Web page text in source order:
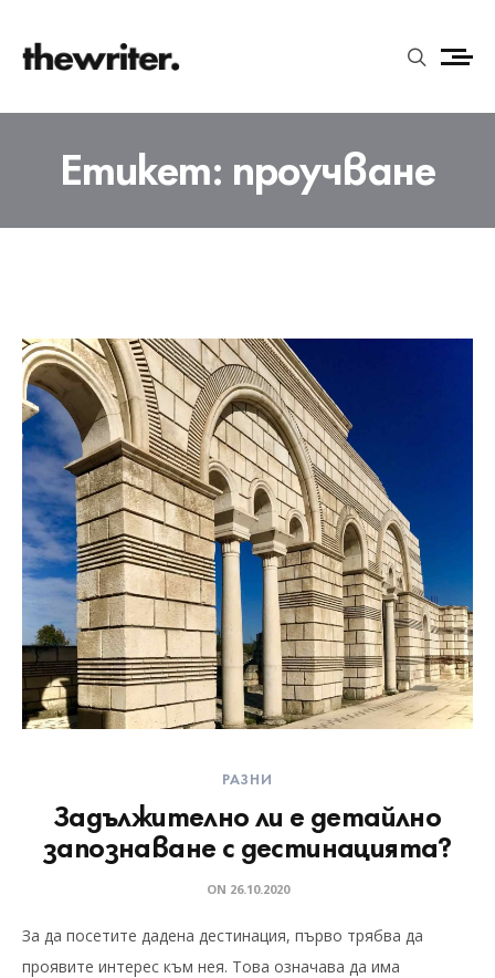
Етикет: проучване
РАЗНИ
Задължително ли е детайлно
запознаване с дестинацията?
ON 26.10.2020
За да посетите дадена дестинация, първо трябва да
проявите интерес към нея. Това означава да има